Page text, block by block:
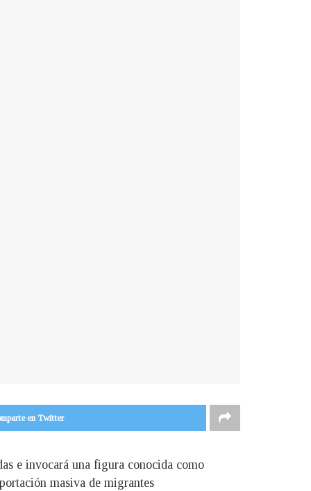
en Twitter
e invocará una figura conocida como
masiva de migrantes